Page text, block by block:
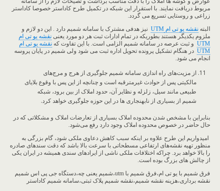
مربوط دریافت نمایند. با استقرار این شبکه در تکمیل طرح کاداستر خصوصا کاداستر
زراعی و روستایی تسریع می گردد.
البته نقشه یو تی ام UTM نیز هدفی مشترک با سامانه شمیم دارد . این دو لازم و
ملزوم یکدیگر هستند بطوریکه در تمام ادارات ثبت هر دو مورد یعنی نقشه یو تی ام
UTM و ثبت عرصه در سامانه شمیم الزامی است. با این تفاوت که نقشه یو تی ام
UTM در هنگام تشکیل پرونده تحویل اداره ثبت می شود ولی شمیم در پایان پروسه
انجام می شود.
از مزیت‌های راه اندازی سامانه شمیم جلوگیری از هرج و مرج‌های
مالکیتی پس از حوادث غیرمترقبه است و چنانچه از این پس با وقوع بلایای
طبیعی مانند سیل، زلزله و نظایر آن، حدود املاک از بین برود، شبکه
شمیم از بسیاری از نابهنجاری ها در این حوزه جلوگیری خواهد کرد.
بنابراین با مشخص شدن محدوده املاک بسیاری از تعارضات املاک و مشکلاتی که در
حال حاضر در خصوص محدوده املاک وجود دارد رفع می‌شود.
امیدواریم این طرح علاوه ‌بر اینکه سبب کاهش دعاوی ملکی شود، گام بزرگی به‌
منظور تهیه نقشه‌های ارتفاعی مسطحاتی با سرعت بالا باشد که دقت سندهای صادره
را بالا خواهد برد. چراکه اختلافات ملکی ناشی از ایرادهای سندی همیشه در ایران یکی
از چالش های بزرگ بوده است.
فرق شمیم با یو تی ام،فرق شمیم با utm،شمیم یعنی چه،دستگاه جی پی اس شمیم
نقشه برداری،هزینه نقشه شمیم،نقشه شمیم پلاک ثبتی،سامانه شمیم کاداستر